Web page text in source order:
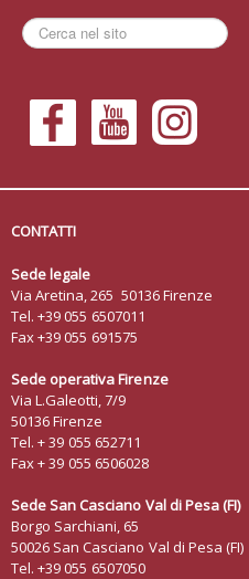
Cerca
nel
CONTATTI
Sede legale
Via Aretina, 265 50136 Firenze
Tel. +39 055 6507011
Fax +39 055 691575
Sede operativa Firenze
Via L.Galeotti, 7/9
50136 Firenze
Tel. + 39 055 652711
Fax + 39 055 6506028
Sede San Casciano Val di Pesa (FI)
Borgo Sarchiani, 65
50026 San Casciano Val di Pesa (FI)
Tel. +39 055 6507050